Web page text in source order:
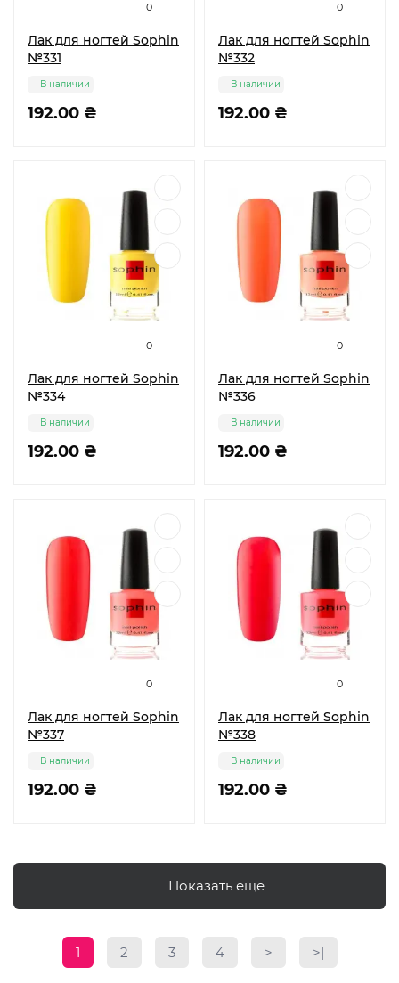
0
Лак для ногтей Sophin
№331
192.00 ₴
В наличии
0
Лак для ногтей Sophin
№332
192.00 ₴
В наличии
0
Лак для ногтей Sophin
№334
192.00 ₴
В наличии
0
Лак для ногтей Sophin
№336
192.00 ₴
В наличии
0
Лак для ногтей Sophin
№337
192.00 ₴
В наличии
0
Лак для ногтей Sophin
№338
192.00 ₴
В наличии
Показать еще
1 2 3 4 > >|